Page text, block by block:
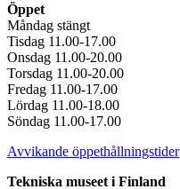
Öppet
Måndag stängt
Tisdag 11.00-17.00
Onsdag 11.00-20.00
Torsdag 11.00-20.00
Fredag 11.00-17.00
Lördag 11.00-18.00
Söndag 11.00-17.00
Avvikande öppethållningstider
Tekniska museet i Finland